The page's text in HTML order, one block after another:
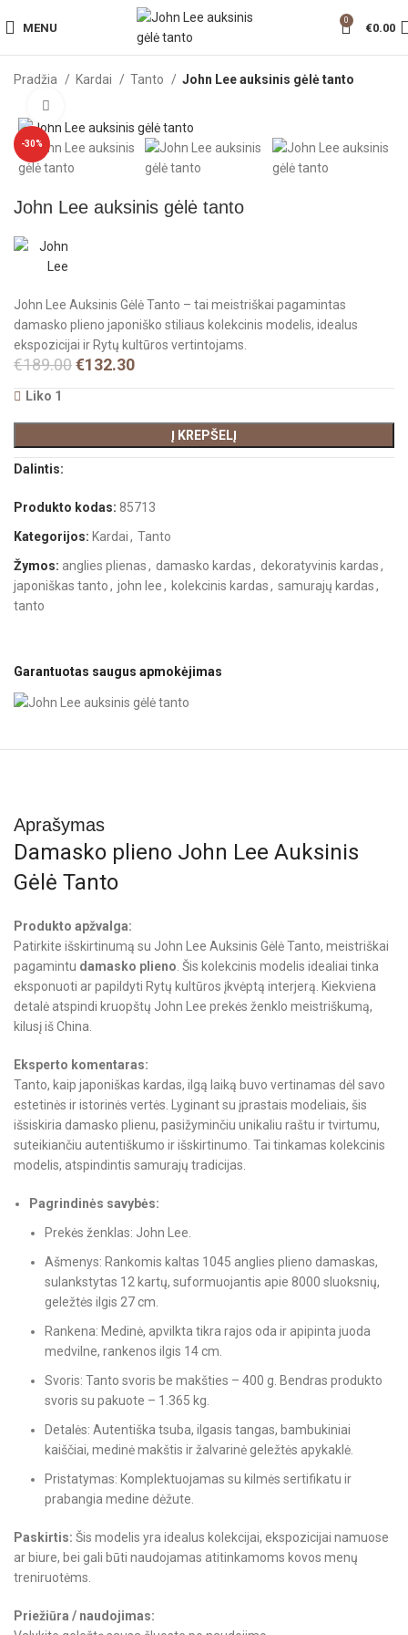
MENU
0
€0.00
Pradžia Kardai Tanto John Lee auksinis gėlė tanto
-30%
John Lee auksinis gėlė tanto
John Lee Auksinis Gėlė Tanto – tai meistriškai pagamintas
damasko plieno japoniško stiliaus kolekcinis modelis, idealus
ekspozicijai ir Rytų kultūros vertintojams.
€189.00€132.30
Liko 1
Į KREPŠELĮ
Dalintis:
Produkto kodas:85713
Kategorijos: Kardai, Tanto
Žymos: anglies plienas, damasko kardas, dekoratyvinis kardas,
japoniškas tanto, john lee, kolekcinis kardas, samurajų kardas,
tanto
Garantuotas saugus apmokėjimas
Aprašymas
Damasko plieno John Lee Auksinis
Gėlė Tanto
Produkto apžvalga:
Patirkite išskirtinumą su John Lee Auksinis Gėlė Tanto, meistriškai
pagamintu damasko plieno . Šis kolekcinis modelis idealiai tinka
eksponuoti ar papildyti Rytų kultūros įkvėptą interjerą. Kiekviena
detalė atspindi kruopštų John Lee prekės ženklo meistriškumą,
kilusį iš China.
Eksperto komentaras:
Tanto, kaip japoniškas kardas, ilgą laiką buvo vertinamas dėl savo
estetinės ir istorinės vertės. Lyginant su įprastais modeliais, šis
išsiskiria damasko plienu, pasižyminčiu unikaliu raštu ir tvirtumu,
suteikiančiu autentiškumo ir išskirtinumo. Tai tinkamas kolekcinis
modelis, atspindintis samurajų tradicijas.
Pagrindinės savybės:
Prekės ženklas: John Lee.
Ašmenys: Rankomis kaltas 1045 anglies plieno damaskas,
sulankstytas 12 kartų, suformuojantis apie 8000 sluoksnių,
geležtės ilgis 27 cm.
Rankena: Medinė, apvilkta tikra rajos oda ir apipinta juoda
medvilne, rankenos ilgis 14 cm.
Svoris: Tanto svoris be makšties – 400 g. Bendras produkto
svoris su pakuote – 1.365 kg.
Detalės: Autentiška tsuba, ilgasis tangas, bambukiniai
kaiščiai, medinė makštis ir žalvarinė geležtės apykaklė.
Pristatymas: Komplektuojamas su kilmės sertifikatu ir
prabangia medine dėžute.
Paskirtis: Šis modelis yra idealus kolekcijai, ekspozicijai namuose
ar biure, bei gali būti naudojamas atitinkamoms kovos menų
treniruotėms.
Priežiūra / naudojimas: